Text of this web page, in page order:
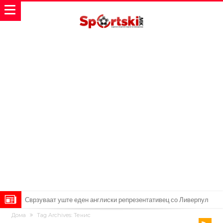
Сврзуваат уште еден англиски репрезентативец со Ливерпул
Замена за Влаховиќ: Напаѓачот на Манчестер доаѓа во Јувентус!
Дома Tag Archives: Тенис